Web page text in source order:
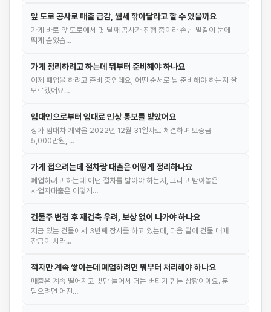
앞 도로 공사로 매출 급감, 월세 깎아달라고 할 수 있을까요
가게 바로 앞 도로에서 몇 달째 공사가 진행 중이라 손님 발길이 눈에
띄게 줄었습…
가게 정리하려고 하는데 뭐부터 준비해야 하나요
이제 폐업을 하려고 준비 중인데요, 어떤 순서로 뭘 준비해야 하는지 잘
모르겠어요…
임대인으로부터 임대료 인상 통보를 받았어요
상가 임대차 계약을 2022년 12월 31일자로 체결하며 보증금
5,000만원, …
가게 접으려는데 절차랑 대출은 어떻게 정리하나요
폐업하려고 하는데 어떤 절차를 밟아야 하는지, 그리고 받아놓은
사업자대출은 어떻게…
건물주 변경 후 재건축 우려, 보상 없이 나가야 하나요
지금 있는 건물에서 3년째 장사를 하고 있는데, 다음 달에 건물 매매
잔금이 치러…
적자만 계속 쌓이는데 폐업하려면 뭐부터 처리해야 하나요
매출은 계속 떨어지고 빚만 늘어서 더는 버티기 힘든 상황이에요. 문
닫으려면 어떤…